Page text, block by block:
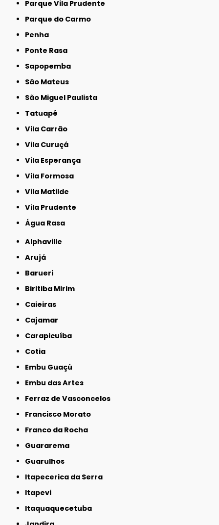
Parque Vila Prudente
Parque do Carmo
Penha
Ponte Rasa
Sapopemba
São Mateus
São Miguel Paulista
Tatuapé
Vila Carrão
Vila Curuçá
Vila Esperança
Vila Formosa
Vila Matilde
Vila Prudente
Água Rasa
Alphaville
Arujá
Barueri
Biritiba Mirim
Caieiras
Cajamar
Carapicuíba
Cotia
Embu Guaçú
Embu das Artes
Ferraz de Vasconcelos
Francisco Morato
Franco da Rocha
Guararema
Guarulhos
Itapecerica da Serra
Itapevi
Itaquaquecetuba